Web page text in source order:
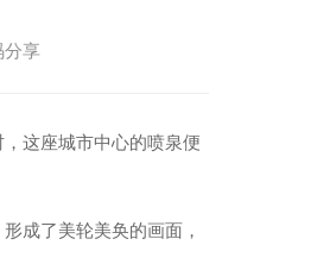
分享
这座城市中心的喷泉便
成了美轮美奂的画面，